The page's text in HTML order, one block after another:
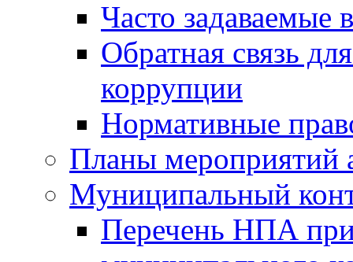
Часто задаваемые
Обратная связь
коррупции
Нормативные
Планы мероприятий
Муниципальный
Перечень НПА